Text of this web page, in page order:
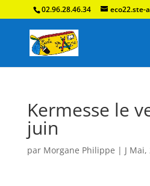
02.96.28.46.34 eco22.ste-
Kermesse le
juin
par Morgane Philippe | J Mai,